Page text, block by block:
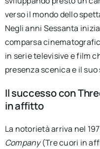
verso il mondo dello
Negli anni Sessanta
comparsa
in serie televisive e film
presenza scenica e il
Il successo con
in affitto
La notorietà arriva nel
Company(Tre cuori in